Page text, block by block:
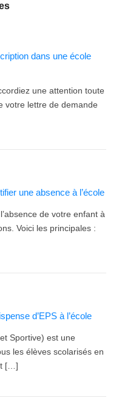
dans une école
une attention toute
votre lettre de demande
une absence à l’école
de votre enfant à
Voici les principales :
d’EPS à l’école
Sportive) est une
les élèves scolarisés en
[…]